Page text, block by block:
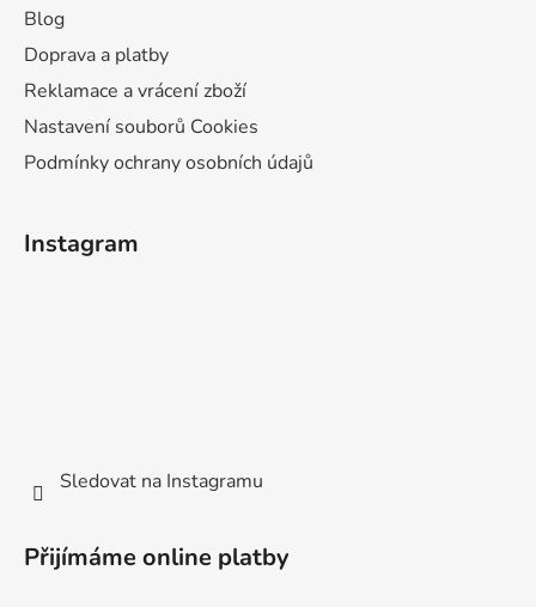
Blog
Doprava a platby
Reklamace a vrácení zboží
Nastavení souborů Cookies
Podmínky ochrany osobních údajů
Instagram
Sledovat na Instagramu
Přijímáme online platby